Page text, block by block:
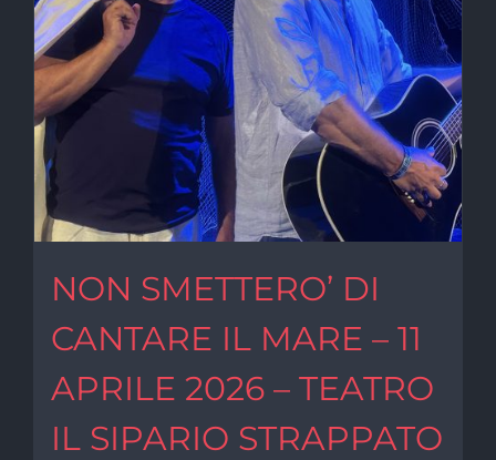
NON SMETTERO’ DI
CANTARE IL MARE – 11
APRILE 2026 – TEATRO
IL SIPARIO STRAPPATO